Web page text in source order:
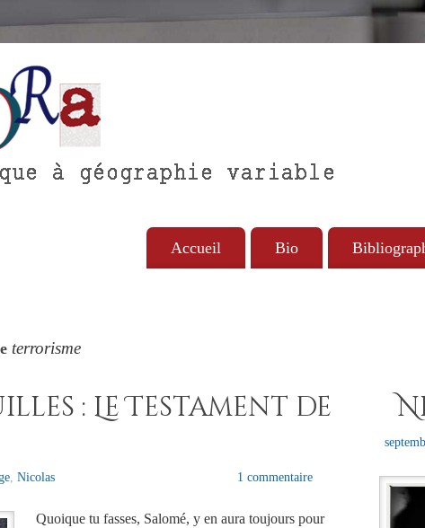
Accueil Bio
terrorisme
: Le Testament de
Nicolas 1 commentaire
Quoique tu fasses, Salomé, y en aura toujours pour